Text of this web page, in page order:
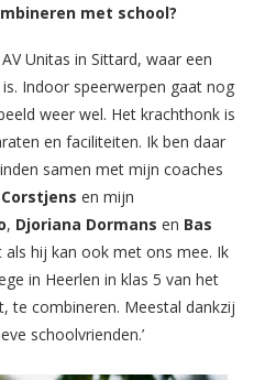
met school?
Unitas in Sittard, waar een
Indoor speerwerpen gaat nog
weer wel. Het krachthonk is
en faciliteiten. Ik ben daar
samen met mijn coaches
en mijn
, Djoriana Dormans en Bas
als hij kan ook met ons mee. Ik
in Heerlen in klas 5 van het
te combineren. Meestal dankzij
schoolvrienden.’